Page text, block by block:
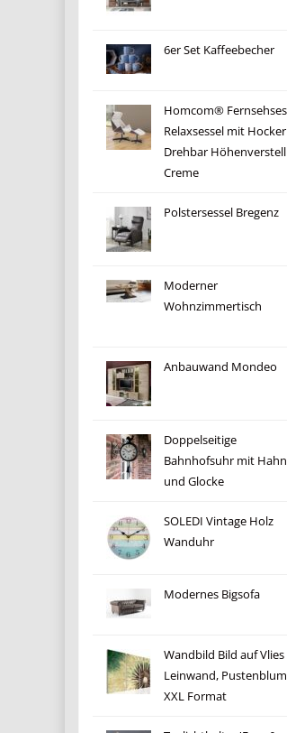
6er Set Kaffeebecher
Homcom®
Relaxsessel mit Hocker
Drehbar
Creme
Polstersessel Bregenz
Moderner
Wohnzimmertisch
Anbauwand Mondeo
Doppelseitige
Bahnhofsuhr mit Hahn
und Glocke
SOLEDI Vintage Holz
Wanduhr
Modernes Bigsofa
Wandbild Bild auf Vlies
Leinwand,
XXL Format